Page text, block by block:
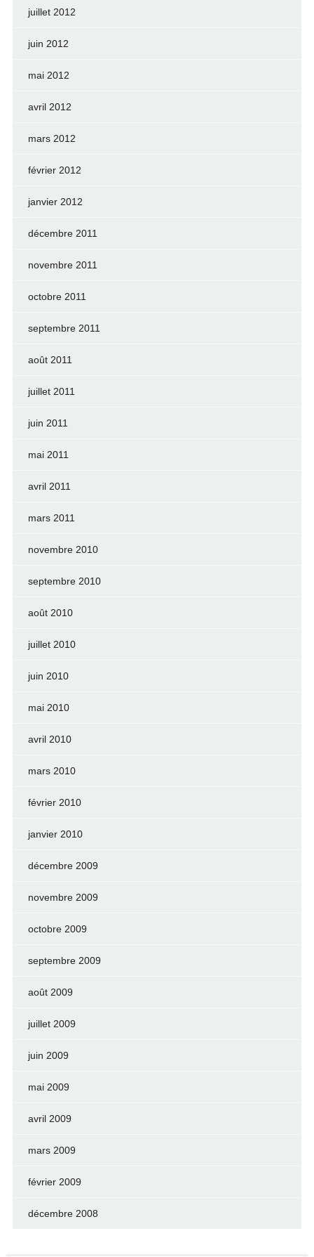
juillet 2012
juin 2012
mai 2012
avril 2012
mars 2012
février 2012
janvier 2012
décembre 2011
novembre 2011
octobre 2011
septembre 2011
août 2011
juillet 2011
juin 2011
mai 2011
avril 2011
mars 2011
novembre 2010
septembre 2010
août 2010
juillet 2010
juin 2010
mai 2010
avril 2010
mars 2010
février 2010
janvier 2010
décembre 2009
novembre 2009
octobre 2009
septembre 2009
août 2009
juillet 2009
juin 2009
mai 2009
avril 2009
mars 2009
février 2009
décembre 2008